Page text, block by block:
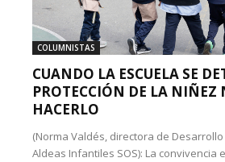
COLUMNISTAS
CUANDO LA ESCUELA SE
PROTECCIÓN DE LA NIÑEZ
HACERLO
(Norma Valdés, directora de
Aldeas Infantiles SOS): La convivencia